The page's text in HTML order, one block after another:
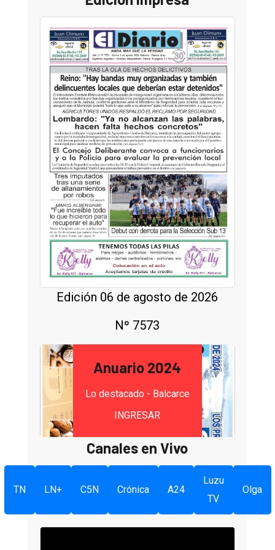
Edición 06 de agosto de 2026
Nº 7573
Anuario 2024
Lo destacado - Balcarce
INGRESAR
Canales en Vivo
TN LN+ C5N Crónica A24
Luzu
TV
Olga